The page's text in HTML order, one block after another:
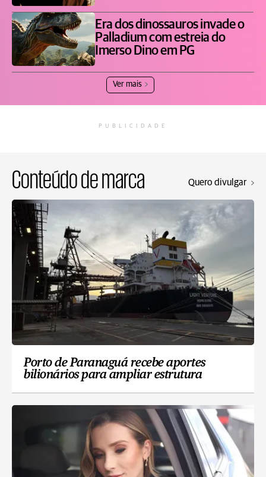
Era dos dinossauros invade o
Palladium com estreia do
Imerso Dino em PG
Ver mais
PUBLICIDADE
Conteúdo de marca Quero divulgar
Porto de Paranaguá recebe aportes
bilionários para ampliar estrutura